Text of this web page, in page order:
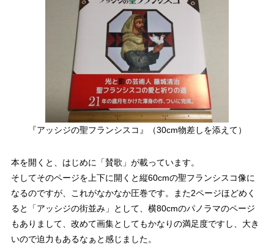
『アッシジの聖フランシスコ』（30cm物差しを添えて）
本を開くと、はじめに「賛歌」が載っています。
そしてそのページを上下に開くと縦60cmの聖フランシスコ像に
なるのですが、これがなかなか圧巻です。また2ページほどめく
ると「アッシジの街並み」として、横80cmのパノラマのページ
もありまして、改めて画集としてもかなりの満足度ですし、大き
いので迫力もあるなぁと感じました。